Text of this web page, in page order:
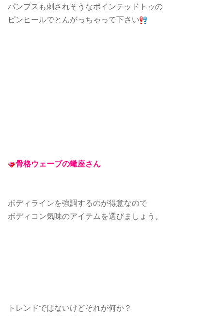
パンプスも刺されそうなポインテッドトゥの
ピンヒールでとんがっちゃって下さい
骨格ウェーブの蠍座さん
ボディラインを強調するのが得意なので
ボディコン気味のアイテムを選びましょう。
トレンドではないけどそれが何か？